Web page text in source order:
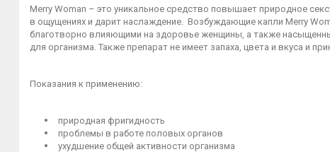
Merry Woman – это уникальное средство повышает природное
в ощущениях и дарит наслаждение. Возбуждающие капли Merry
благотворно влияющими на здоровье женщины, а также
для организма. Также препарат не имеет запаха, цвета и вкуса и
Показания к применению:
природная фригидность
проблемы в работе половых органов
ухудшение общей активности организма